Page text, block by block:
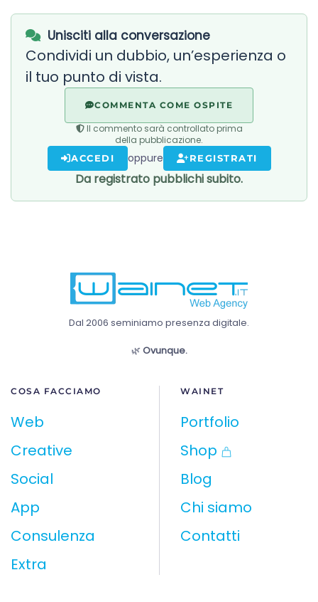
Unisciti alla conversazione
Condividi un dubbio, un’esperienza o
il tuo punto di vista.
COMMENTA COME OSPITE
Il commento sarà controllato prima
della pubblicazione.
ACCEDI oppure REGISTRATI
Da registrato pubblichi subito.
Dal 2006 seminiamo presenza digitale.
🌿 Ovunque.
COSA FACCIAMO
Web
Creative
Social
App
Consulenza
Extra
WAINET
Portfolio
Shop
Blog
Chi siamo
Contatti